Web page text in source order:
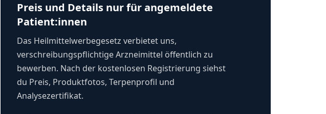
Preis und Details nur für angemeldete
Patient:innen
Das Heilmittelwerbegesetz verbietet uns,
verschreibungspflichtige Arzneimittel öffentlich zu
bewerben. Nach der kostenlosen Registrierung siehst
du Preis, Produktfotos, Terpenprofil und
Analysezertifikat.